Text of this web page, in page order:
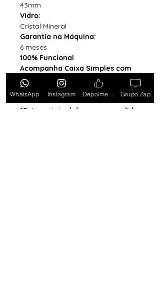
43mm
Vidro:
Cristal Mineral
Garantia na Máquina:
6 meses
100% Funcional
Acompanha Caixa Simples com
Almofada (exceto para os
estados PB, SE, RR, MT, PE e AL)
*Caixa original da marca vendida
WhatsApp Instagram Grupo Zap